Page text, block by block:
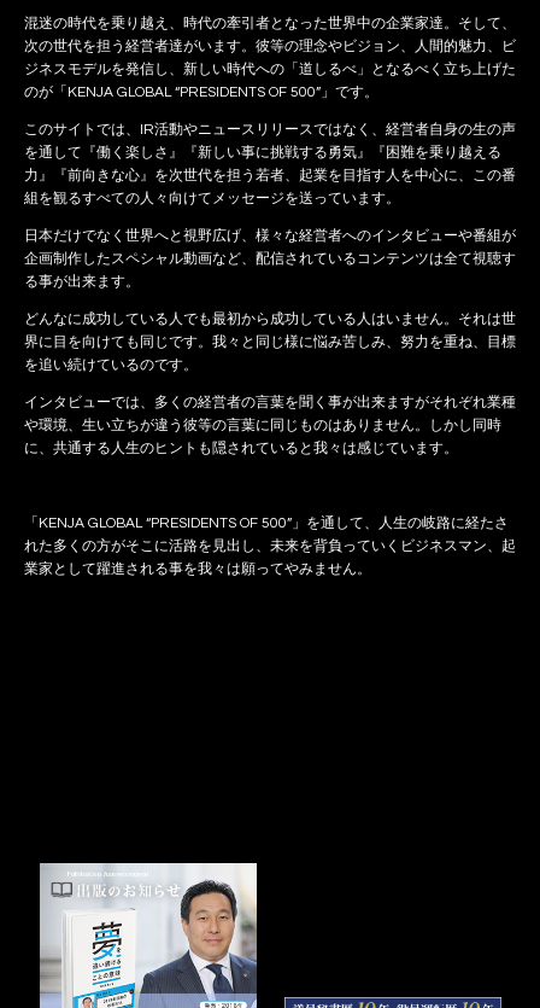
混迷の時代を乗り越え、時代の牽引者となった世界中の企業家達。そして、
次の世代を担う経営者達がいます。彼等の理念やビジョン、人間的魅力、ビ
ジネスモデルを発信し、新しい時代への「道しるべ」となるべく立ち上げた
のが「KENJA GLOBAL “PRESIDENTS OF 500”」です。
このサイトでは、IR活動やニュースリリースではなく、経営者自身の生の声
を通して『働く楽しさ』『新しい事に挑戦する勇気』『困難を乗り越える
力』『前向きな心』を次世代を担う若者、起業を目指す人を中心に、この番
組を観るすべての人々向けてメッセージを送っています。
日本だけでなく世界へと視野広げ、様々な経営者へのインタビューや番組が
企画制作したスペシャル動画など、配信されているコンテンツは全て視聴す
る事が出来ます。
どんなに成功している人でも最初から成功している人はいません。それは世
界に目を向けても同じです。我々と同じ様に悩み苦しみ、努力を重ね、目標
を追い続けているのです。
インタビューでは、多くの経営者の言葉を聞く事が出来ますがそれぞれ業種
や環境、生い立ちが違う彼等の言葉に同じものはありません。しかし同時
に、共通する人生のヒントも隠されていると我々は感じています。
「KENJA GLOBAL “PRESIDENTS OF 500”」を通して、人生の岐路に経たさ
れた多くの方がそこに活路を見出し、未来を背負っていくビジネスマン、起
業家として躍進される事を我々は願ってやみません。